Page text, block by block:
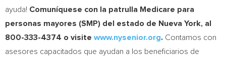
ayuda! Comuníquese con la patrulla Medicare para
personas mayores (SMP) del estado de Nueva York, al
800-333-4374 o visite www.nysenior.org. Contamos con
asesores capacitados que ayudan a los beneficiarios de